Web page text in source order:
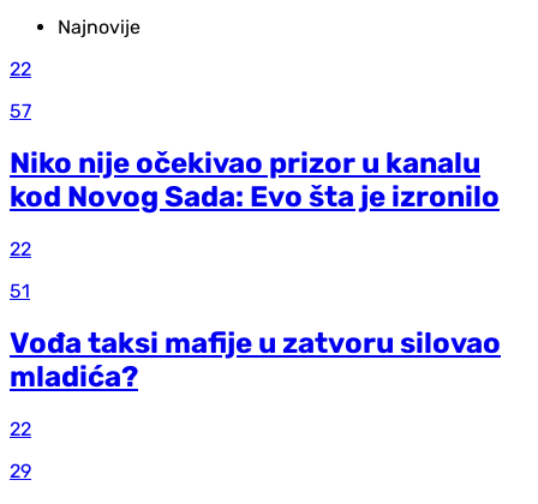
Najnovije
22
57
Niko nije očekivao prizor u kanalu
kod Novog Sada: Evo šta je izronilo
22
51
Vođa taksi mafije u zatvoru silovao
mladića?
22
29